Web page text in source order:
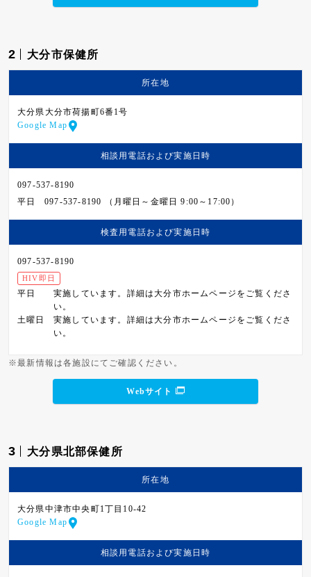
2 大分市保健所
所在地
大分県大分市荷揚町6番1号
Google Map
相談用電話および実施日時
097-537-8190
平日
097-537-8190 （月曜日～金曜日 9:00～17:00）
検査用電話および実施日時
097-537-8190
HIV即日
平日
実施しています。詳細は大分市ホームページをご覧くださ
い。
土曜日
実施しています。詳細は大分市ホームページをご覧くださ
い。
※最新情報は各施設にてご確認ください。
Webサイト
3 大分県北部保健所
所在地
大分県中津市中央町1丁目10-42
Google Map
相談用電話および実施日時